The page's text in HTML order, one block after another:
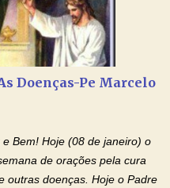
de Maria! Adriana-Devoção e
sou estudante, e por sinal,
estar aqui, conversando com
e pela possibilidade
a vida de estudante nem
exige uma série de
Doenças-Pe Marcelo
Bem! Hoje (08 de janeiro) o
de orações pela cura
outras doenças. Hoje o Padre